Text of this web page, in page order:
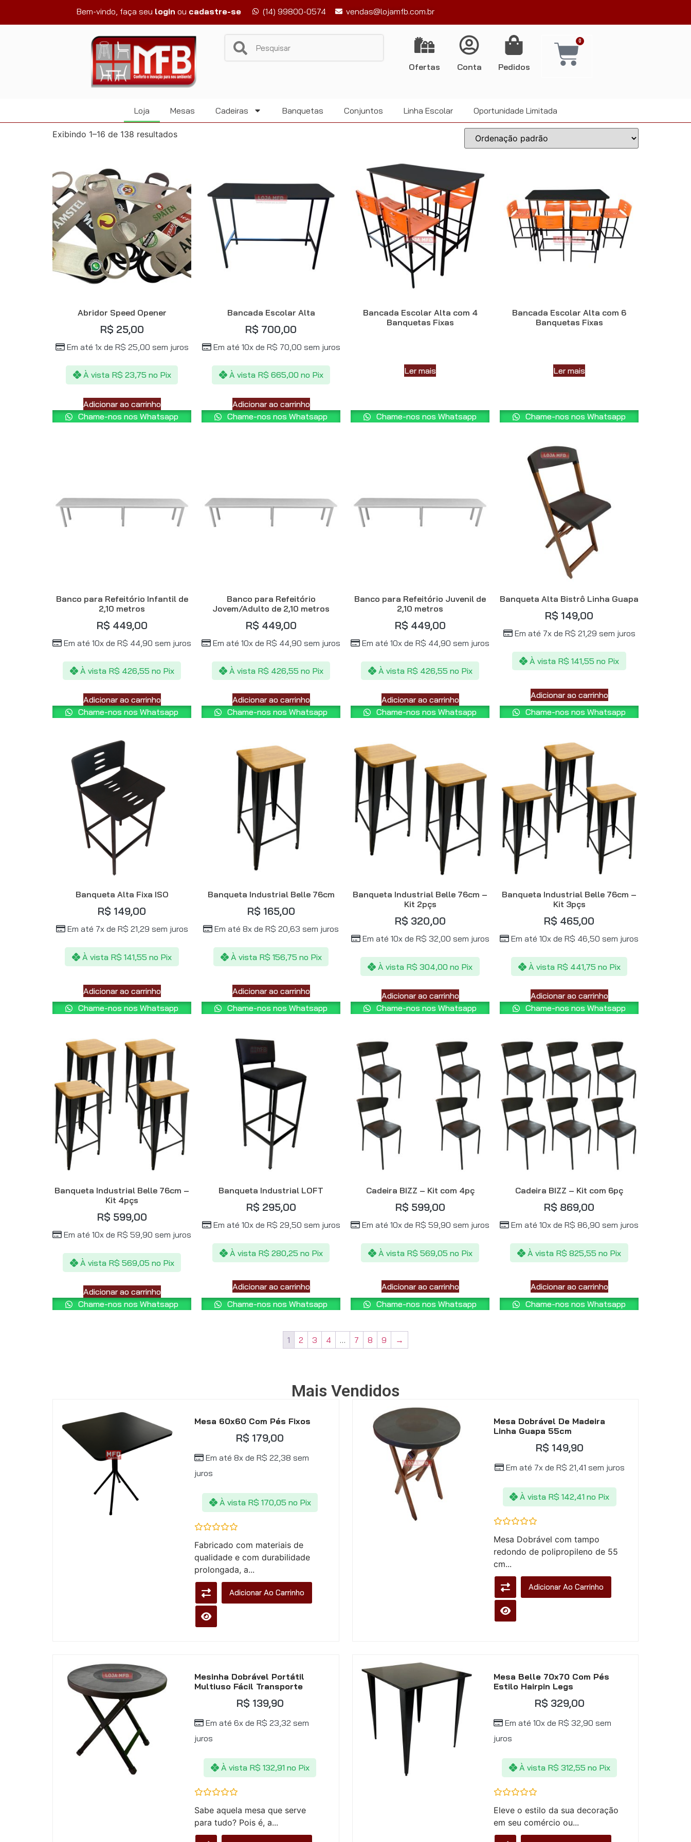
Bem-vindo, faça seu login ou cadastre-se (14) 99800-0574 vendas@lojamfb.com.br
Ofertas Conta Pedidos
0
Loja Mesas Cadeiras Banquetas Conjuntos Linha Escolar Oportunidade Limitada
Exibindo 1–16 de 138 resultados
Abridor Speed Opener
R$ 25,00
Em até 1x de R$ 25,00 sem juros
À vista R$ 23,75 no Pix
Adicionar ao carrinho
Chame-nos nos Whatsapp
Bancada Escolar Alta
R$ 700,00
Em até 10x de R$ 70,00 sem juros
À vista R$ 665,00 no Pix
Adicionar ao carrinho
Chame-nos nos Whatsapp
Bancada Escolar Alta com 4
Banquetas Fixas
Ler mais
Chame-nos nos Whatsapp
Bancada Escolar Alta com 6
Banquetas Fixas
Ler mais
Chame-nos nos Whatsapp
Banco para Refeitório Infantil de
2,10 metros
R$ 449,00
Em até 10x de R$ 44,90 sem juros
À vista R$ 426,55 no Pix
Adicionar ao carrinho
Chame-nos nos Whatsapp
Banco para Refeitório
Jovem/Adulto de 2,10 metros
R$ 449,00
Em até 10x de R$ 44,90 sem juros
À vista R$ 426,55 no Pix
Adicionar ao carrinho
Chame-nos nos Whatsapp
Banco para Refeitório Juvenil de
2,10 metros
R$ 449,00
Em até 10x de R$ 44,90 sem juros
À vista R$ 426,55 no Pix
Adicionar ao carrinho
Chame-nos nos Whatsapp
Banqueta Alta Bistrô Linha Guapa
R$ 149,00
Em até 7x de R$ 21,29 sem juros
À vista R$ 141,55 no Pix
Adicionar ao carrinho
Chame-nos nos Whatsapp
Banqueta Alta Fixa ISO
R$ 149,00
Em até 7x de R$ 21,29 sem juros
À vista R$ 141,55 no Pix
Adicionar ao carrinho
Chame-nos nos Whatsapp
Banqueta Industrial Belle 76cm
R$ 165,00
Em até 8x de R$ 20,63 sem juros
À vista R$ 156,75 no Pix
Adicionar ao carrinho
Chame-nos nos Whatsapp
Banqueta Industrial Belle 76cm –
Kit 2pçs
R$ 320,00
Em até 10x de R$ 32,00 sem juros
À vista R$ 304,00 no Pix
Adicionar ao carrinho
Chame-nos nos Whatsapp
Banqueta Industrial Belle 76cm –
Kit 3pçs
R$ 465,00
Em até 10x de R$ 46,50 sem juros
À vista R$ 441,75 no Pix
Adicionar ao carrinho
Chame-nos nos Whatsapp
Banqueta Industrial Belle 76cm –
Kit 4pçs
R$ 599,00
Em até 10x de R$ 59,90 sem juros
À vista R$ 569,05 no Pix
Adicionar ao carrinho
Chame-nos nos Whatsapp
Banqueta Industrial LOFT
R$ 295,00
Em até 10x de R$ 29,50 sem juros
À vista R$ 280,25 no Pix
Adicionar ao carrinho
Chame-nos nos Whatsapp
Cadeira BIZZ – Kit com 4pç
R$ 599,00
Em até 10x de R$ 59,90 sem juros
À vista R$ 569,05 no Pix
Adicionar ao carrinho
Chame-nos nos Whatsapp
Cadeira BIZZ – Kit com 6pç
R$ 869,00
Em até 10x de R$ 86,90 sem juros
À vista R$ 825,55 no Pix
Adicionar ao carrinho
Chame-nos nos Whatsapp
1 2 3 4 … 7 8 9 →
Mais Vendidos
Mesa 60x60 Com Pés Fixos
R$ 179,00
Em até 8x de R$ 22,38 sem
juros
À vista R$ 170,05 no Pix
0
5
Fabricado com materiais de
qualidade e com durabilidade
prolongada, a...
Adicionar Ao Carrinho
Mesa Dobrável De Madeira
Linha Guapa 55cm
R$ 149,90
Em até 7x de R$ 21,41 sem juros
À vista R$ 142,41 no Pix
0
5
Mesa Dobrável com tampo
redondo de polipropileno de 55
cm...
Adicionar Ao Carrinho
Mesinha Dobrável Portátil
Multiuso Fácil Transporte
R$ 139,90
Em até 6x de R$ 23,32 sem
juros
À vista R$ 132,91 no Pix
0
5
Sabe aquela mesa que serve
para tudo? Pois é, a...
Mesa Belle 70x70 Com Pés
Estilo Hairpin Legs
R$ 329,00
Em até 10x deR$ 32,90 sem
juros
À vista R$ 312,55 no Pix
0
5
Eleve o estilo da sua decoração
em seu comércio ou...